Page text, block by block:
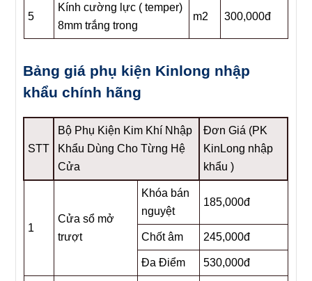
5
Kính cường lực ( temper)
8mm trắng trong
m2 300,000đ
Bảng giá phụ kiện Kinlong nhập
khẩu chính hãng
STT
Bộ Phụ Kiện Kim Khí Nhập
Khẩu Dùng Cho Từng Hệ
Cửa
Đơn Giá (PK
KinLong nhập
khẩu )
1
Cửa sổ mở
trượt
Khóa bán
nguyệt
185,000đ
Chốt âm 245,000đ
Đa Điểm 530,000đ